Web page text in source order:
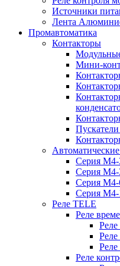
Источники
Лента
Промавтоматика
Контакторы
Мини-
Серия
Серия M4-
Серия M4-
Серия M4-
Реле TELE
Реле
Реле